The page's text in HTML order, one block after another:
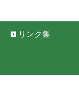
リンク集